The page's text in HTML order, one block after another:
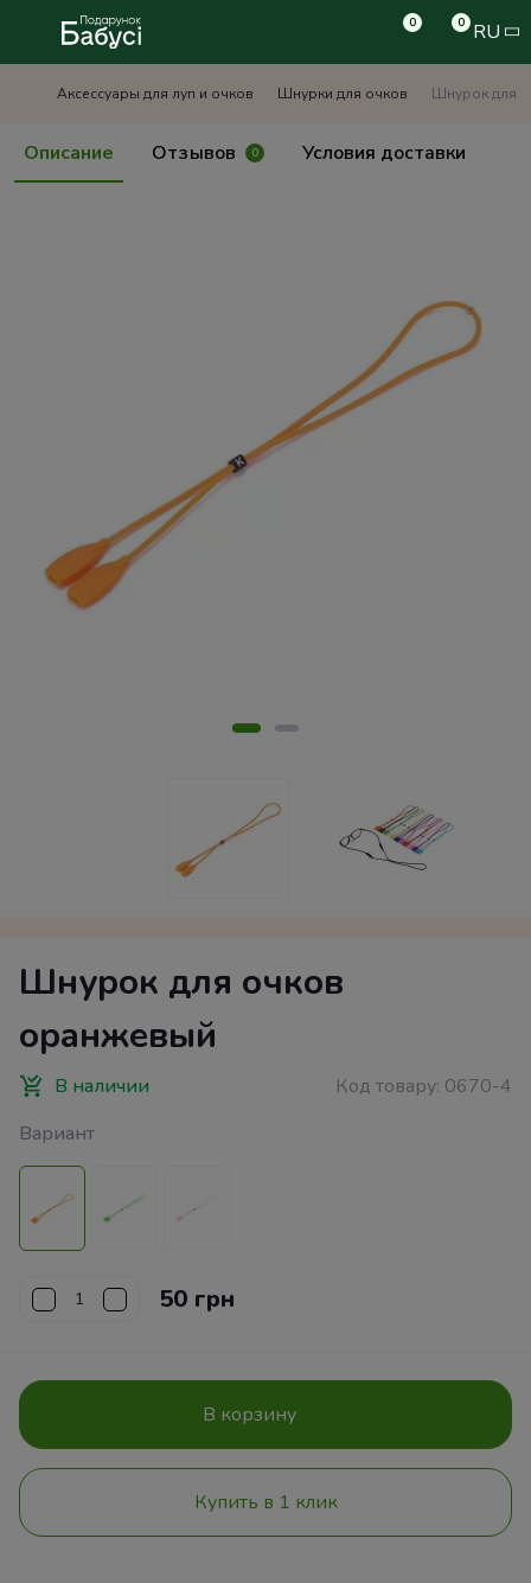
0 0 RU
Аксессуары для луп и очков Шнурки для очков Шнурок для
Описание Отзывов 0 Условия доставки
Шнурок для очков
оранжевый
В наличии Код товару: 0670-4
Вариант
50 грн
В корзину
Купить в 1 клик